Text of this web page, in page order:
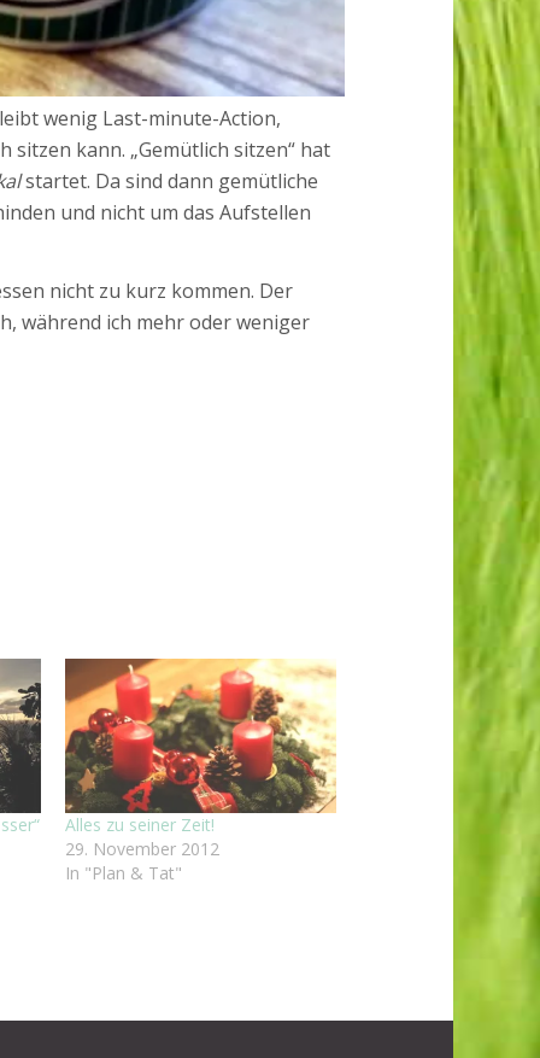
wenig Last-minute-Action,
sitzen kann. „Gemütlich sitzen“ hat
startet. Da sind dann gemütliche
und nicht um das Aufstellen
nicht zu kurz kommen. Der
während ich mehr oder weniger
Alles zu seiner Zeit!
29. November 2012
In "Plan & Tat"